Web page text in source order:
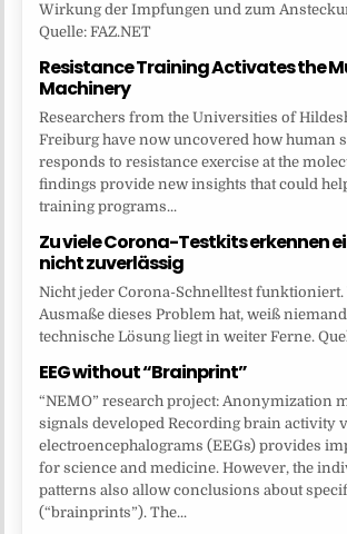
Wirkung der Impfungen und zum
Quelle: FAZ.NET
Resistance Training Activates the
Machinery
Researchers from the Universities of
Freiburg have now uncovered how human
responds to resistance exercise at the
findings provide new insights that could
training programs...
Zu viele Corona-Testkits erkennen
nicht zuverlässig
Nicht jeder Corona-Schnelltest funktioniert.
Ausmaße dieses Problem hat, weiß
technische Lösung liegt in weiter Ferne.
EEG without “Brainprint”
“NEMO” research project: Anonymization
signals developed Recording brain activity
electroencephalograms (EEGs) provides
for science and medicine. However, the
patterns also allow conclusions about
(“brainprints”). The...